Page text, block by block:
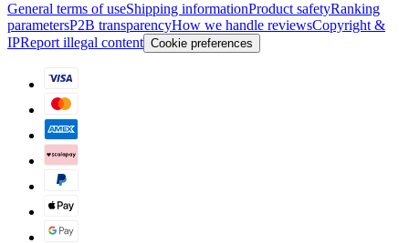
General terms of useShipping informationProduct safetyRanking
parametersP2B transparencyHow we handle reviewsCopyright &
IPReport illegal content Cookie preferences